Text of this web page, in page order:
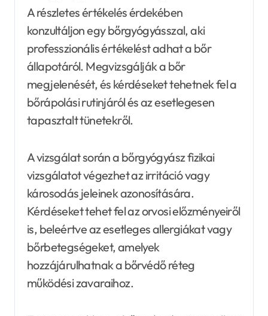
A részletes értékelés érdekében
konzultáljon egy bőrgyógyásszal, aki
professzionális értékelést adhat a bőr
állapotáról. Megvizsgálják a bőr
megjelenését, és kérdéseket tehetnek fel a
bőrápolási rutinjáról és az esetlegesen
tapasztalt tünetekről.
A vizsgálat során a bőrgyógyász fizikai
vizsgálatot végezhet az irritáció vagy
károsodás jeleinek azonosítására.
Kérdéseket tehet fel az orvosi előzményeiről
is, beleértve az esetleges allergiákat vagy
bőrbetegségeket, amelyek
hozzájárulhatnak a bőrvédő réteg
működési zavaraihoz.